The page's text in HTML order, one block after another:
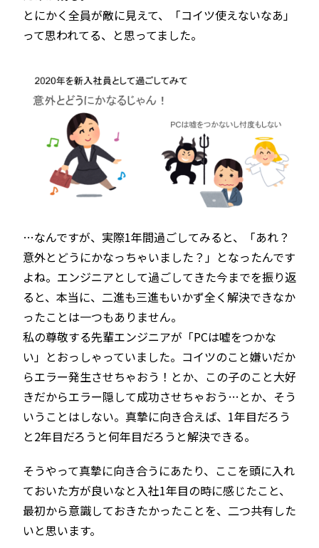
とにかく全員が敵に見えて、「コイツ使えないなあ」
って思われてる、と思ってました。
…なんですが、実際1年間過ごしてみると、「あれ？
意外とどうにかなっちゃいました？」となったんです
よね。エンジニアとして過ごしてきた今までを振り返
ると、本当に、二進も三進もいかず全く解決できなか
ったことは一つもありません。
私の尊敬する先輩エンジニアが「PCは嘘をつかな
い」とおっしゃっていました。コイツのこと嫌いだか
らエラー発生させちゃおう！とか、この子のこと大好
きだからエラー隠して成功させちゃおう…とか、そう
いうことはしない。真摯に向き合えば、1年目だろう
と2年目だろうと何年目だろうと解決できる。
そうやって真摯に向き合うにあたり、ここを頭に入れ
ておいた方が良いなと入社1年目の時に感じたこと、
最初から意識しておきたかったことを、二つ共有した
いと思います。